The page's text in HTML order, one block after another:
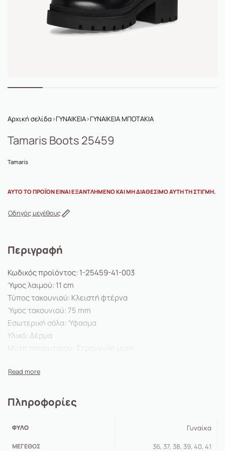
Αρχική σελίδα›ΓΥΝΑΙΚΕΙΑ›ΓΥΝΑΙΚΕΙΑ ΜΠΟΤΑΚΙΑ
Tamaris Boots 25459
Tamaris
ΑΥΤΌ ΤΟ ΠΡΟΪΌΝ ΕΊΝΑΙ ΕΞΑΝΤΛΗΜΈΝΟ ΚΑΙ ΜΗ ΔΙΑΘΈΣΙΜΟ ΑΥΤΉ ΤΗ ΣΤΙΓΜΉ.
Οδηγός μεγέθους
Περιγραφή
Κωδικός προϊόντος: 1-25459-41-003
Ύψος λαιμού: 11 cm
Τύπος τακουνιού: Κλειστή φτέρνα
Ύψος τακουνιού:75 mm
Εσωτερική σόλα: Ύφασμα
Υλικό: Δέρμα
Ύψος πλατφόρμας:
Αποσπώμενος πάτος:
Vegan:
Όχι
Εξωτερική σόλα:
Πληροφορίες
ΦΎΛΟ Γυναίκα
ΜΈΓΕΘΟΣ 36, 37, 38, 39, 40, 41